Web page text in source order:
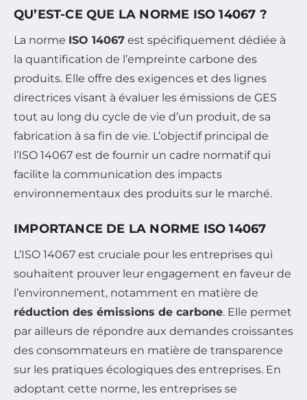
QU’EST-CE QUE LA NORME ISO 14067 ?
La norme ISO 14067 est spécifiquement dédiée à
la quantification de l’empreinte carbone des
produits. Elle offre des exigences et des lignes
directrices visant à évaluer les émissions de GES
tout au long du cycle de vie d’un produit, de sa
fabrication à sa fin de vie. L’objectif principal de
l’ISO 14067 est de fournir un cadre normatif qui
facilite la communication des impacts
environnementaux des produits sur le marché.
IMPORTANCE DE LA NORME ISO 14067
L’ISO 14067 est cruciale pour les entreprises qui
souhaitent prouver leur engagement en faveur de
l’environnement, notamment en matière de
réduction des émissions de carbone. Elle permet
par ailleurs de répondre aux demandes croissantes
des consommateurs en matière de transparence
sur les pratiques écologiques des entreprises. En
adoptant cette norme, les entreprises se